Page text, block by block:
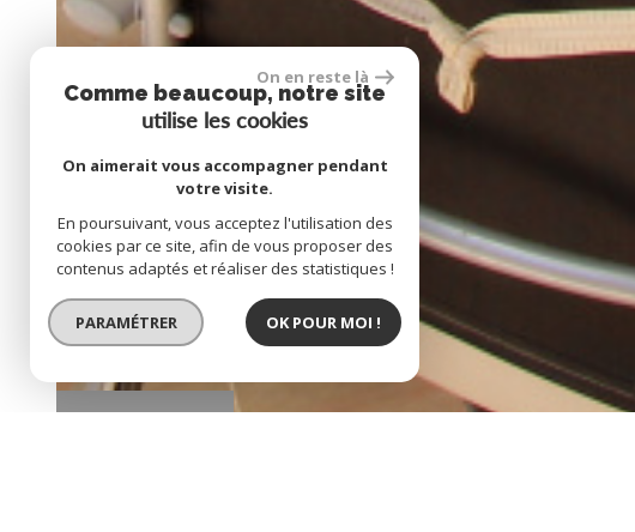
On en reste là
Comme beaucoup, notre site
utilise les cookies
On aimerait vous accompagner pendant
votre visite.
En poursuivant, vous acceptez l'utilisation des
cookies par ce site, afin de vous proposer des
contenus adaptés et réaliser des statistiques !
PARAMÉTRER OK POUR MOI !